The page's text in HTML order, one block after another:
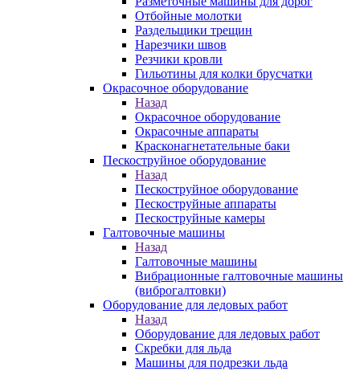
Отбойные молотки
Раздельщики трещин
Нарезчики швов
Резчики кровли
Гильотины для колки брусчатки
Окрасочное оборудование
Назад
Окрасочное оборудование
Окрасочные аппараты
Красконагнетательные баки
Пескоструйное оборудование
Назад
Пескоструйное оборудование
Пескоструйные аппараты
Пескоструйные камеры
Галтовочные машины
Назад
Галтовочные машины
Вибрационные галтовочные машины
(виброгалтовки)
Оборудование для ледовых работ
Назад
Оборудование для ледовых работ
Скребки для льда
Машины для подрезки льда